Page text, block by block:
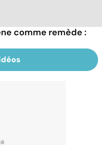
comme remède :